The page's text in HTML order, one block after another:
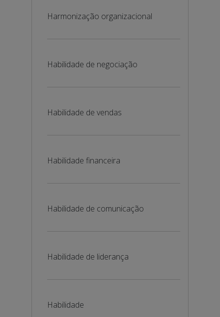
Harmonização organizacional
Habilidade de negociação
Habilidade de vendas
Habilidade financeira
Habilidade de comunicação
Habilidade de liderança
Habilidade